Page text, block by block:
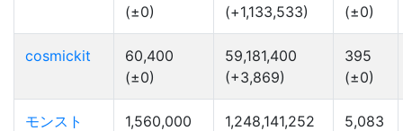
(±0)
(+1,133,533)
(±0)
cosmickit
60,400
(±0)
59,181,400
(+3,869)
395
(±0)
モンスト
1,560,000
1,248,141,252
5,083